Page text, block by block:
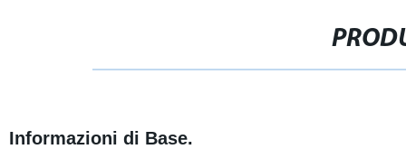
Informazioni di Base.